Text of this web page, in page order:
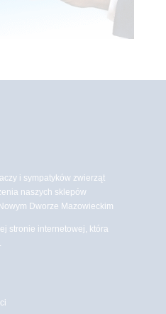
i sympatyków zwierząt
naszych sklepów
Dworze Mazowieckim
stronie internetowej, która